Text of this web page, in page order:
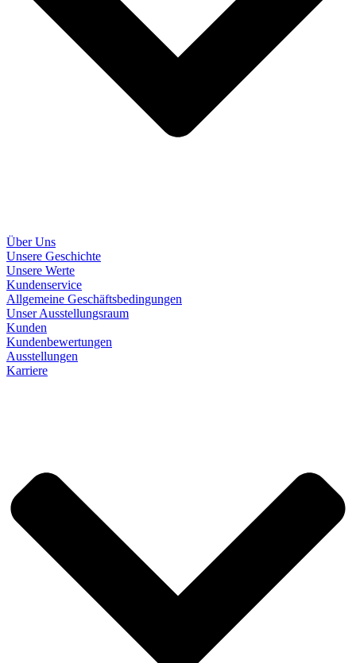
Über Uns
Unsere Geschichte
Unsere Werte
Kundenservice
Allgemeine Geschäftsbedingungen
Unser Ausstellungsraum
Kunden
Kundenbewertungen
Ausstellungen
Karriere